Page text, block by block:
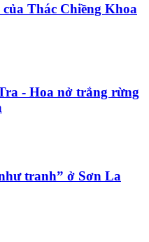
Thác Chiềng Khoa
- Hoa nở trắng rừng
tranh” ở Sơn La